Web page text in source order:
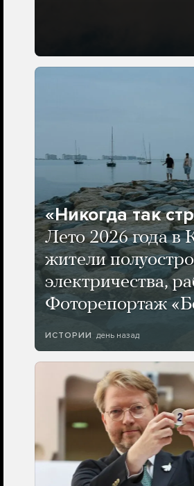
«Никогда так
Лето 2026 года в
жители
электричества,
Фоторепортаж
ИСТОРИИ день назад